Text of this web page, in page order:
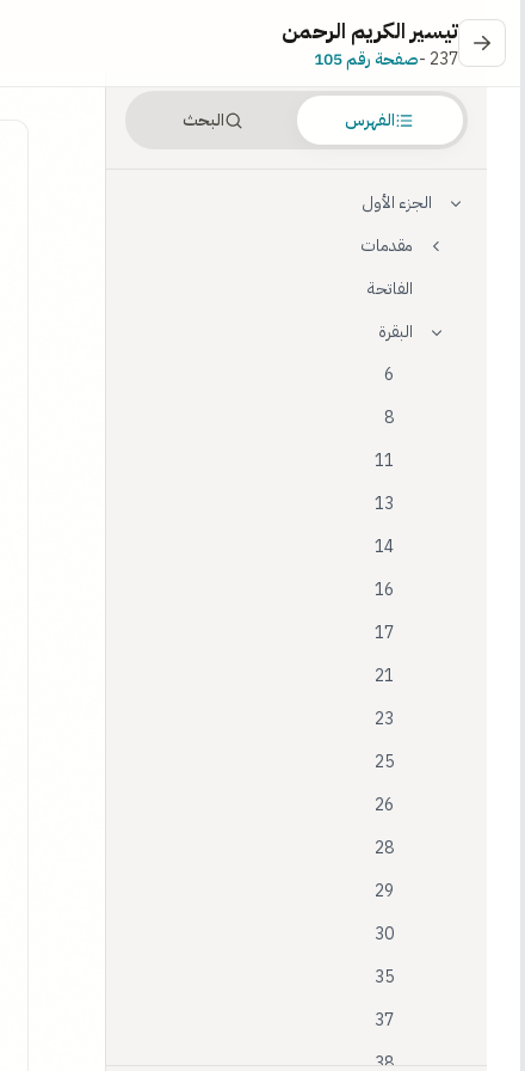
تيسير الكريم الرحمن
237 - صفحة رقم 105
الفهرس البحث
الجزء الأول
مقدمات
الفاتحة
البقرة
6
8
11
13
14
16
17
21
23
25
26
28
29
30
35
37
38